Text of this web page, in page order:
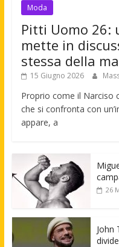
Moda
Pitti Uomo 26:
mette in
stessa della
15 Giugno 2026
Proprio come il Narciso
che si confronta con
appare, a
26
John